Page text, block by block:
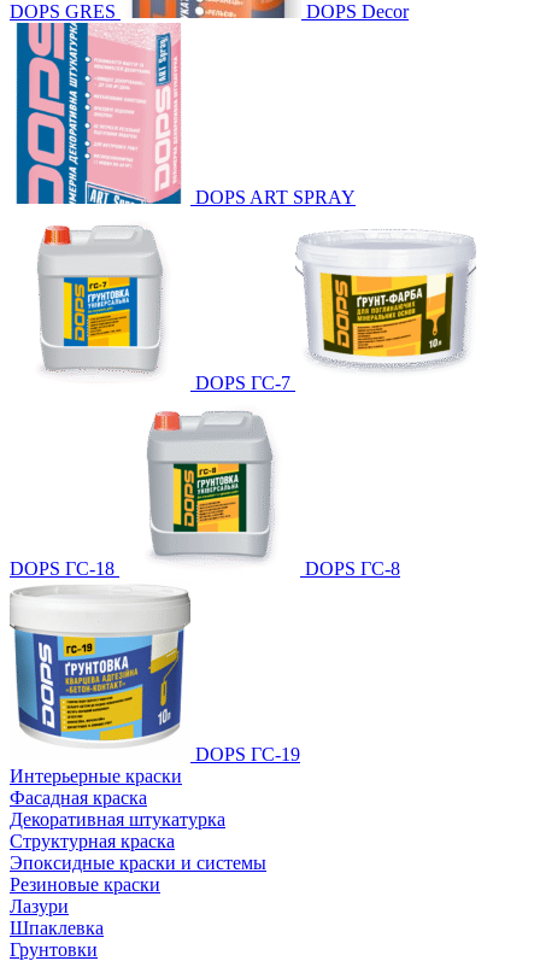
DOPS GRES DOPS Decor
DOPS ART SPRAY
DOPS ГС-7
DOPS ГС-18 DOPS ГС-8
DOPS ГС-19
Интерьерные краски
Фасадная краска
Декоративная штукатурка
Структурная краска
Эпоксидные краски и системы
Резиновые краски
Лазури
Шпаклевка
Грунтовки